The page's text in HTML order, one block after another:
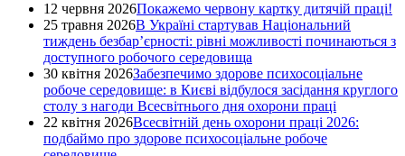
12 червня 2026Покажемо червону картку дитячій праці!
25 травня 2026В Україні стартував Національний
тиждень безбар’єрності: рівні можливості починаються з
доступного робочого середовища
30 квітня 2026Забезпечимо здорове психосоціальне
робоче середовище: в Києві відбулося засідання круглого
столу з нагоди Всесвітнього дня охорони праці
22 квітня 2026Всесвітній день охорони праці 2026:
подбаймо про здорове психосоціальне робоче